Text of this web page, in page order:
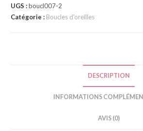
UGS :boucl007-2
Catégorie : Boucles d'oreilles
DESCRIPTION
INFORMATIONS
AVIS (0)